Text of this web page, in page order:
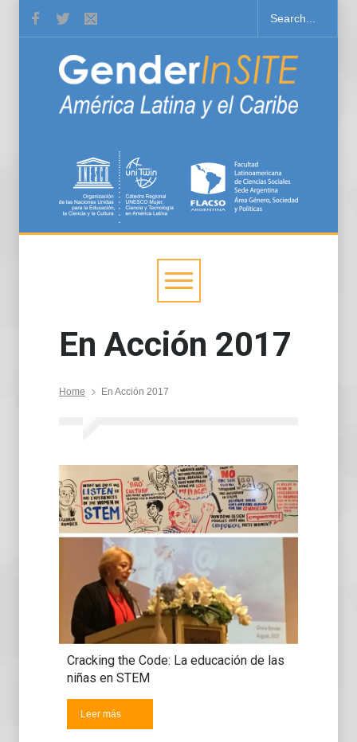
En Acción 2017
Home En Acción 2017
Cracking the Code: La educación de las
niñas en STEM
Leer más